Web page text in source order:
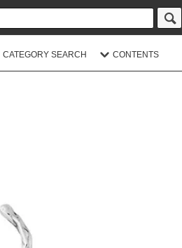
CATEGORY SEARCH CONTENTS